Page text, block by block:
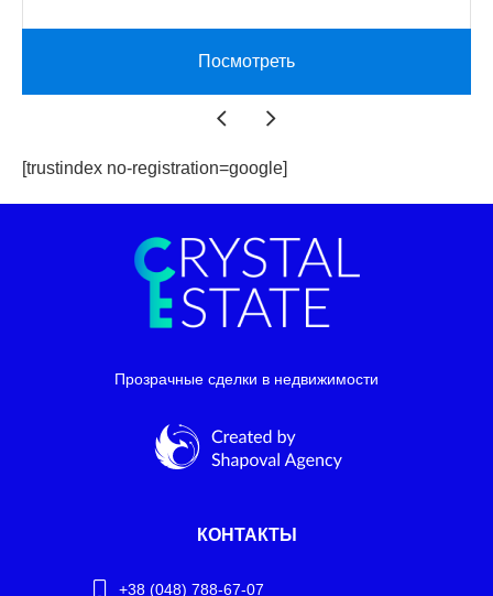
Посмотреть
[trustindex no-registration=google]
Прозрачные сделки в недвижимости
КОНТАКТЫ
+38 (048) 788-67-07